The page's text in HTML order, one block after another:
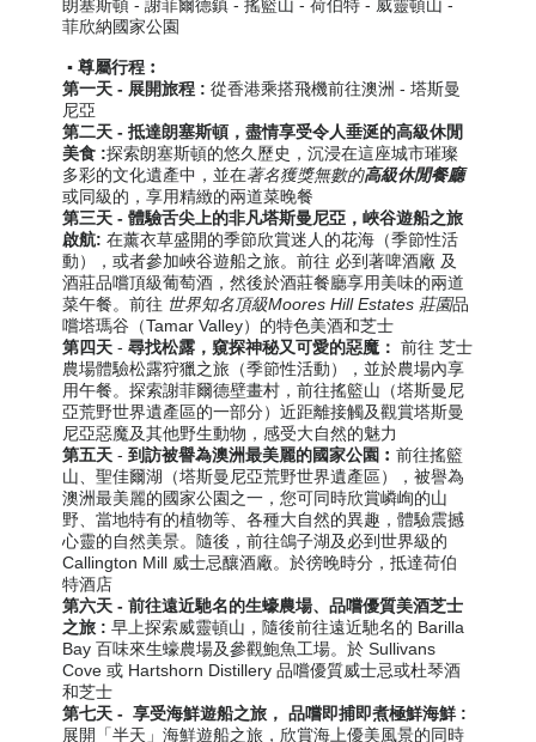
朗塞斯頓 - 謝菲爾德鎮 - 搖籃山 - 荷伯特 - 威靈頓山 -
菲欣納國家公園
▪️ 尊屬行程︰
第一天 - 展開旅程 : 從香港乘搭飛機前往澳洲 - 塔斯曼
尼亞
第二天 - 抵達朗塞斯頓，盡情享受令人垂涎的高級休閒
美食 :探索朗塞斯頓的悠久歷史，沉浸在這座城市璀璨
多彩的文化遺產中，並在著名獲獎無數的高級休閒餐廳
或同級的，享用精緻的兩道菜晚餐
第三天 -體驗舌尖上的非凡塔斯曼尼亞，峽谷遊船之旅
啟航:在薰衣草盛開的季節欣賞迷人的花海 （季節性活
動）
，或者參加峽谷遊船之旅。前往 必到著啤酒廠 及
酒莊品嚐頂級葡萄酒，然後於酒莊餐廳享用美味的兩道
菜午餐。前往 世界知名頂級Moores Hill Estates 莊園品
嚐塔瑪谷（Tamar Valley）的特色美酒和芝士
第四天- 尋找松露，窺探神秘又可愛的惡魔： 前往 芝士
農場體驗松露狩獵之旅（季節性活動），並於農場內享
用午餐。探索謝菲爾德壁畫村，前往搖籃山（塔斯曼尼
亞荒野世界遺產區的一部分）近距離接觸及觀賞塔斯曼
尼亞惡魔及其他野生動物 ，感受大自然的魅力
第五天 - 到訪被譽為澳洲最美麗的國家公園︰前往搖籃
山、聖佳爾湖 （塔斯曼尼亞荒野世界遺產區）
，被譽為
澳洲最美麗的國家公園之一，您可同時欣賞嶙峋的山
野、當地特有的植物等、各種大自然的異趣，體驗震撼
心靈的自然美景。 隨後，前往鴿子湖及必到世界級的
Callington Mill 威士忌釀酒廠。於徬晚時分，抵達荷伯
特酒店
第六天 -前往遠近馳名的生蠔農場、品嚐優質美酒芝士
之旅 : 早上探索威靈頓山，隨後前往遠近馳名的 Barilla
Bay百味來生蠔農場及參觀鮑魚工場。於 Sullivans
Cove 或 Hartshorn Distillery 品嚐優質威士忌或杜琴酒
和芝士
第七天 - 享受海鮮遊船之旅， 品嚐即捕即煮極鮮海鮮 :
展開「半天」海鮮遊船之旅，欣賞海上優美風景的同時